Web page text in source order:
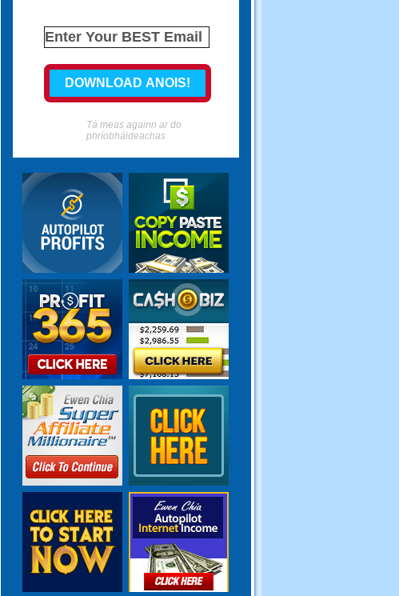
Tá meas againn ar do
phríobháideachas